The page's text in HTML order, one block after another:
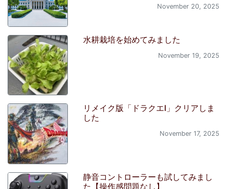
November 20, 2025
水耕栽培を始めてみました
November 19, 2025
リメイク版「ドラクエI」クリアしま
した
November 17, 2025
静音コントローラーも試してみまし
た【操作感問題なし】